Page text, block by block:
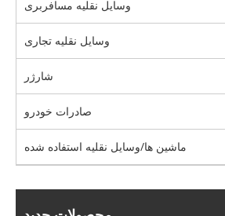
وسایل نقلیه مسافربری
وسایل نقلیه تجاری
شارژر
صادرات خودرو
ماشین ها/وسایل نقلیه استفاده شده